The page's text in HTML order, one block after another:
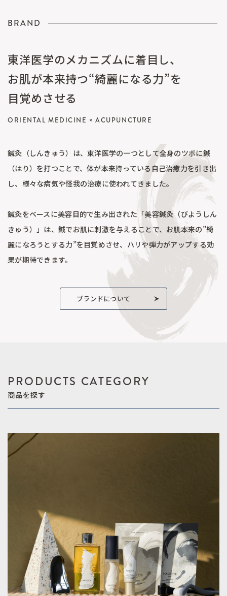
BRAND
東洋医学のメカニズムに着目し、
お肌が本来持つ“綺麗になる力”を
目覚めさせる
ORIENTAL MEDICINE × ACUPUNCTURE
鍼灸（しんきゅう）は、東洋医学の一つとして全身のツボに鍼
（はり）を打つことで、体が本来持っている自己治癒力を引き出
し、様々な病気や怪我の治療に使われてきました。
鍼灸をベースに美容目的で生み出された「美容鍼灸（びようしん
きゅう）」は、鍼でお肌に刺激を与えることで、お肌本来の”綺
麗になろうとする力”を目覚めさせ、ハリや弾力がアップする効
果が期待できます。
ブランドについて
PRODUCTS CATEGORY
商品を探す